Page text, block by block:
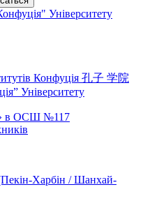
Університету
Конфуція 孔子 学院
Університету
в ОСШ №117
Харбін / Шанхай-